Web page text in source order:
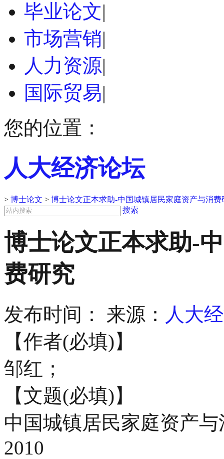
毕业论文|
市场营销|
人力资源|
国际贸易|
您的位置：
人大经济论坛
> 博士论文 > 博士论文正本求助-中国城镇居民家庭资产与消费
搜索
博士论文正本求助-
费研究
发布时间： 来源： 人大
【作者(必填)】
邹红；
【文题(必填)】
中国城镇居民家庭资产
2010